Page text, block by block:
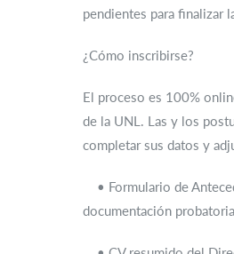
pendientes para finalizar
¿Cómo inscribirse?
El proceso es 100%
de la UNL. Las y los
completar sus datos y
• Formulario de
documentación